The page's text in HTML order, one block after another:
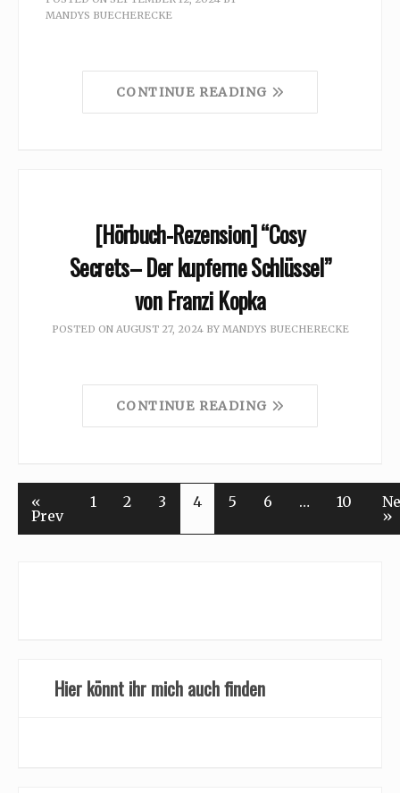
MANDYS BUECHERECKE
CONTINUE READING
[Hörbuch-Rezension] “Cosy
Secrets– Der kupferne Schlüssel”
von Franzi Kopka
POSTED ON AUGUST 27, 2024BY MANDYS BUECHERECKE
CONTINUE READING
«
Prev
1 2 3 4 5 6 … 10
»
Hier könnt ihr mich auch finden